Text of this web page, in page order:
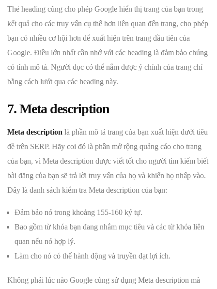
Thẻ heading cũng cho phép Google hiển thị trang của bạn trong
kết quả cho các truy vấn cụ thể hơn liên quan đến trang, cho phép
bạn có nhiều cơ hội hơn để xuất hiện trên trang đầu tiên của
Google. Điều lớn nhất cần nhớ với các heading là đảm bảo chúng
có tính mô tả. Người đọc có thể nắm được ý chính của trang chỉ
bằng cách lướt qua các heading này.
7. Meta description
Meta description là phần mô tả trang của bạn xuất hiện dưới tiêu
đề trên SERP. Hãy coi đó là phần mở rộng quảng cáo cho trang
của bạn, vì Meta description được viết tốt cho người tìm kiếm biết
bài đăng của bạn sẽ trả lời truy vấn của họ và khiến họ nhấp vào.
Đây là danh sách kiểm tra Meta description của bạn:
Đảm bảo nó trong khoảng 155-160 ký tự.
Bao gồm từ khóa bạn đang nhắm mục tiêu và các từ khóa liên
quan nếu nó hợp lý.
Làm cho nó có thể hành động và truyền đạt lợi ích.
Không phải lúc nào Google cũng sử dụng Meta description mà